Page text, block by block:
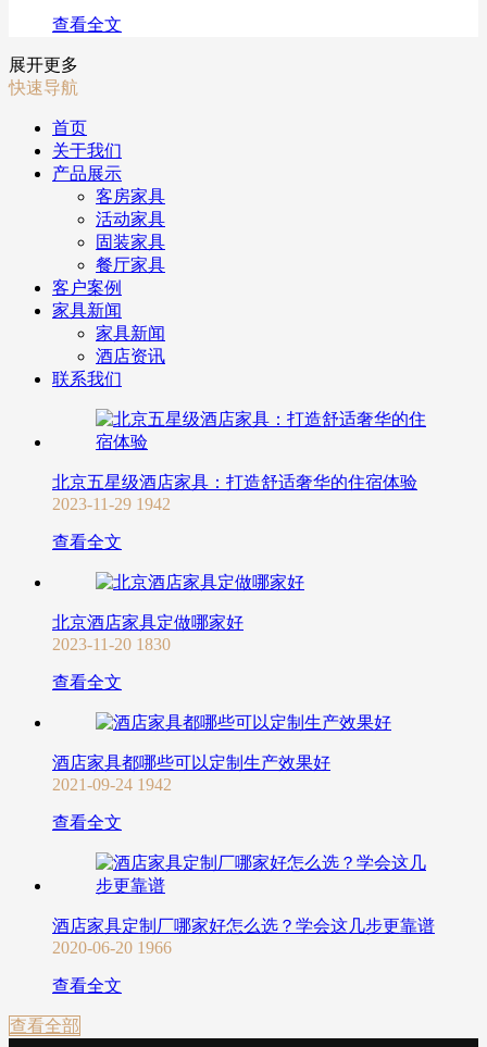
查看全文
展开更多
快速导航
首页
关于我们
产品展示
客房家具
活动家具
固装家具
餐厅家具
客户案例
家具新闻
家具新闻
酒店资讯
联系我们
北京五星级酒店家具：打造舒适奢华的住宿体验
2023-11-29 1942
查看全文
北京酒店家具定做哪家好
2023-11-20 1830
查看全文
酒店家具都哪些可以定制生产效果好
2021-09-24 1942
查看全文
酒店家具定制厂哪家好怎么选？学会这几步更靠谱
2020-06-20 1966
查看全文
查看全部